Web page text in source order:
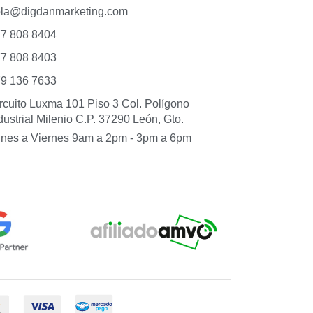
808 8404
808 8403
136 7633
Luxma 101 Piso 3 Col. Polígono
Milenio C.P. 37290 León, Gto.
a Viernes 9am a 2pm - 3pm a 6pm